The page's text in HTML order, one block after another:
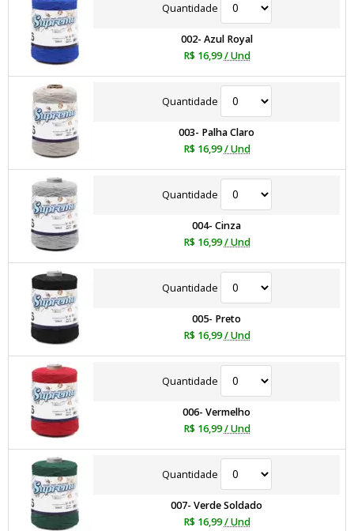
Quantidade
002- Azul Royal
R$ 16,99 / Und
Quantidade
003- Palha Claro
R$ 16,99 / Und
Quantidade
004- Cinza
R$ 16,99 / Und
Quantidade
005- Preto
R$ 16,99 / Und
Quantidade
006- Vermelho
R$ 16,99 / Und
Quantidade
007- Verde Soldado
R$ 16,99 / Und